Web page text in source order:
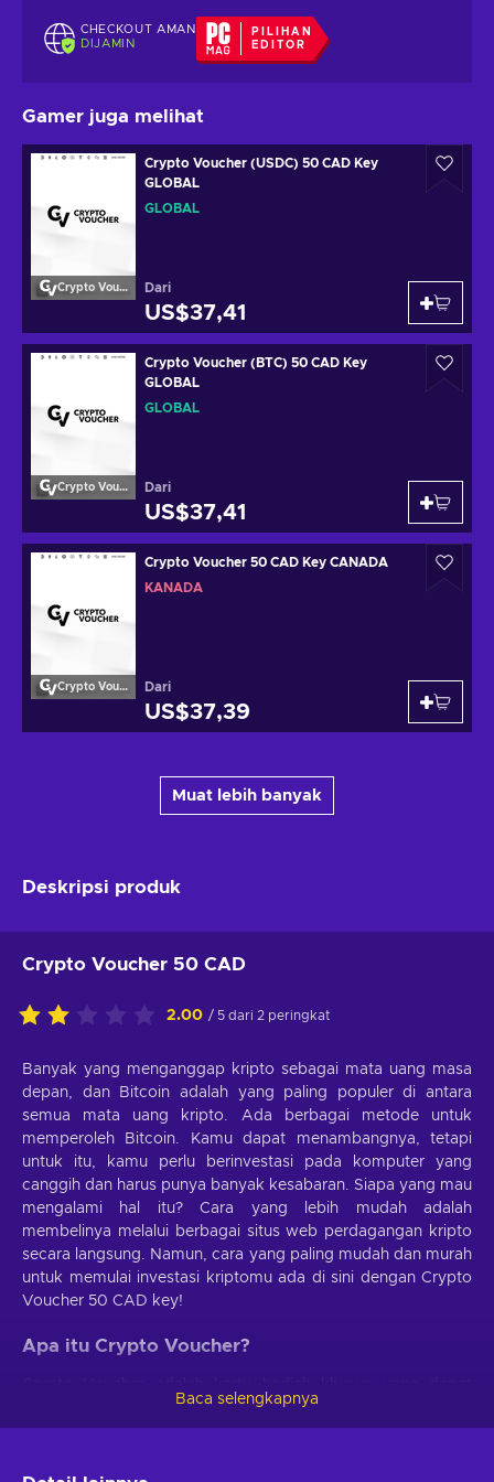
CHECKOUT AMAN
DIJAMIN
PILIHAN
EDITOR
Gamer juga melihat
Crypto Voucher
Crypto Voucher (USDC) 50 CAD Key
GLOBAL
GLOBAL
Dari
US$37,41
Crypto Voucher
Crypto Voucher (BTC) 50 CAD Key
GLOBAL
GLOBAL
Dari
US$37,41
Crypto Voucher
Crypto Voucher 50 CAD Key CANADA
KANADA
Dari
US$37,39
Muat lebih banyak
Deskripsi produk
Crypto Voucher 50 CAD
2.00 / 5 dari 2 peringkat
Banyak yang menganggap kripto sebagai mata uang masa
depan, dan Bitcoin adalah yang paling populer di antara
semua mata uang kripto. Ada berbagai metode untuk
memperoleh Bitcoin. Kamu dapat menambangnya, tetapi
untuk itu, kamu perlu berinvestasi pada komputer yang
canggih dan harus punya banyak kesabaran. Siapa yang mau
mengalami hal itu? Cara yang lebih mudah adalah
membelinya melalui berbagai situs web perdagangan kripto
secara langsung. Namun, cara yang paling mudah dan murah
untuk memulai investasi kriptomu ada di sini dengan Crypto
Voucher 50 CAD key!
Apa itu Crypto Voucher?
kamu gunakan untuk membeli mata uang kripto. Jika kamu
bukan tipe orang yang ingin bersusah payah mendaftar di
melalui bursa terpusat, cukup beli Crypto Voucher 50 CAD
Baca selengkapnya